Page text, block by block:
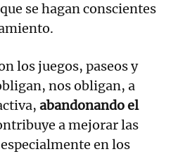
se hagan conscientes
los juegos, paseos y
nos obligan, a
abandonando el
a mejorar las
en los